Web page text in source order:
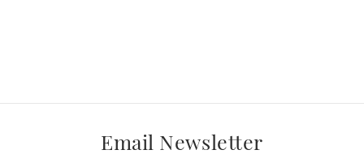
Email Newsletter